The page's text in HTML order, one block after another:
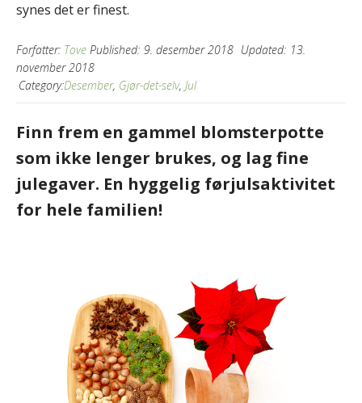
synes det er finest.
Forfatter: Tove Published: 9. desember 2018 Updated: 13.
november 2018
Category:Desember, Gjør-det-selv, Jul
Finn frem en gammel blomsterpotte
som ikke lenger brukes, og lag fine
julegaver. En hyggelig førjulsaktivitet
for hele familien!